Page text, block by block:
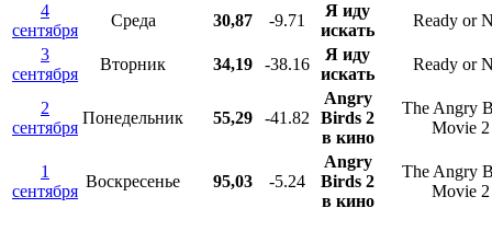
4
сентября
Среда 30,87 -9.71
Я иду
искать
Ready or
3
сентября
Вторник 34,19 -38.16
Я иду
искать
Ready or
2
сентября
Понедельник 55,29 -41.82
Angry
Birds 2
в кино
The Angry
Movie 2
1
сентября
Воскресенье 95,03 -5.24
Angry
Birds 2
в кино
The Angry
Movie 2